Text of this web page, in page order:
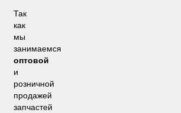
Так
как
мы
занимаемся
оптовой
и
розничной
продажей
запчастей